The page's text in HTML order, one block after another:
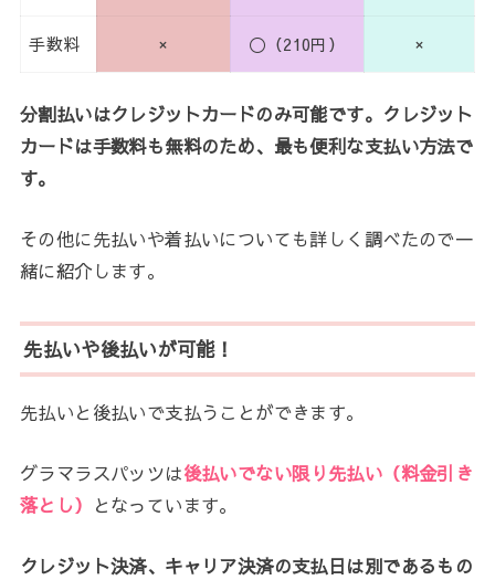
手数料 × 〇（210円） ×
分割払いはクレジットカードのみ可能です。クレジット
カードは手数料も無料のため、最も便利な支払い方法で
す。
その他に先払いや着払いについても詳しく調べたので一
緒に紹介します。
先払いや後払いが可能！
先払いと後払いで支払うことができます。
グラマラスパッツは後払いでない限り先払い（料金引き
落とし） となっています。
クレジット決済、キャリア決済の支払日は別であるもの